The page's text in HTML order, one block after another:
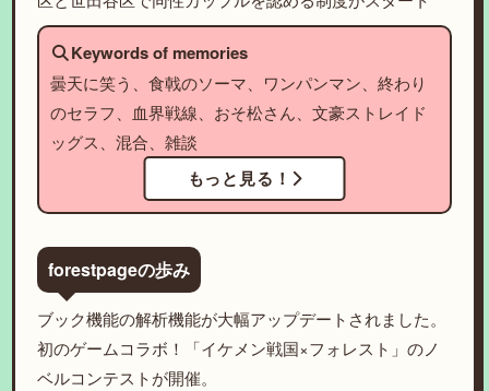
Keywords of memories
曇天に笑う、食戟のソーマ、ワンパンマン、終わり
のセラフ、血界戦線、おそ松さん、文豪ストレイド
ッグス、混合、雑談
もっと見る！
forestpageの歩み
ブック機能の解析機能が大幅アップデートされました。
初のゲームコラボ！「イケメン戦国×フォレスト」のノ
ベルコンテストが開催。